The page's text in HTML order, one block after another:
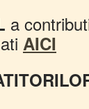
a
AICI